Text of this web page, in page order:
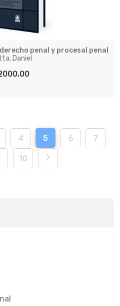
penal y procesal penal
Daniel
4 5 6 7
10